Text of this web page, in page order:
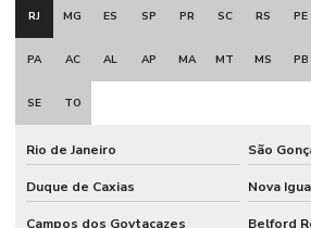
Catracas expedidoras e coletoras
Catracas para padarias
Comanda para catracas expedidora
Comandas para catraca
Comprar cancela para estacionamento
RJ MG ES SP PR SC RS PE
PA AC AL AP MA MT MS PB
SE TO
Rio de Janeiro São
Duque de Caxias Nova
Campos dos Goytacazes Belford